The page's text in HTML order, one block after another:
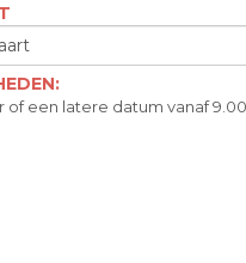
of een latere datum vanaf